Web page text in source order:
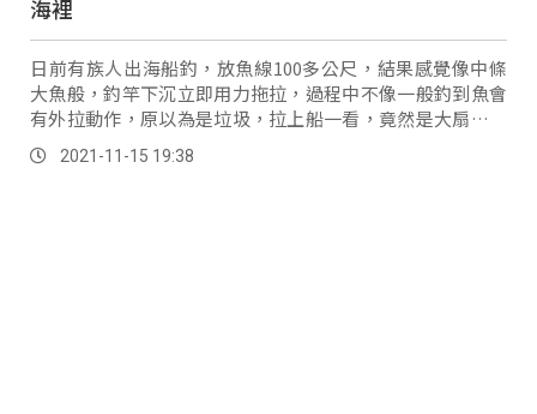
海裡
日前有族人出海船釣，放魚線100多公尺，結果感覺像中條
大魚般，釣竿下沉立即用力拖拉，過程中不像一般釣到魚會
有外拉動作，原以為是垃圾，拉上船一看，竟然是大扇紅珊
瑚。2021-11-15 19:38